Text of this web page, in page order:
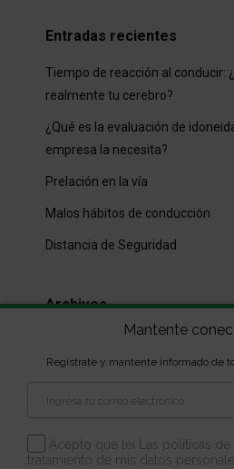
Entradas recientes
Tiempo de reacción al conducir:
realmente tu cerebro?
¿Qué es la evaluación de
empresa la necesita?
Prelación en la vía
Malos hábitos de conducción
Distancia de Seguridad
Archivos
propiedad de la Escuela
reservados
Mantente
Regístrate y mantente informado de
Acepto que leí Las políticas de
tratamiento de mis datos